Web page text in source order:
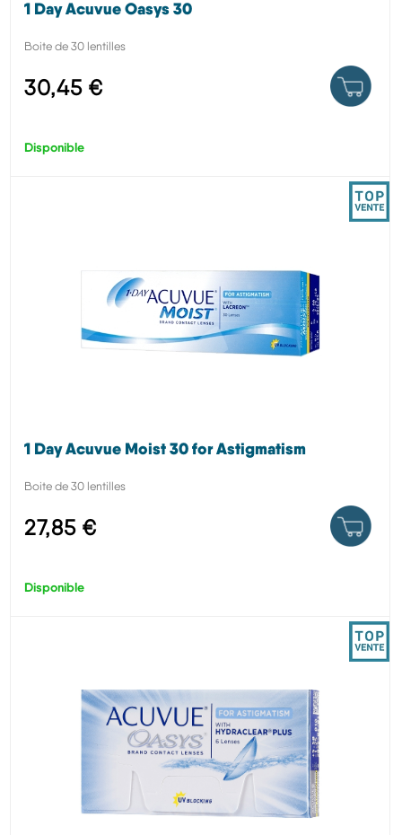
1 Day Acuvue Oasys 30
Boite de 30 lentilles
30,45 €
Disponible
1 Day Acuvue Moist 30 for Astigmatism
Boite de 30 lentilles
27,85 €
Disponible